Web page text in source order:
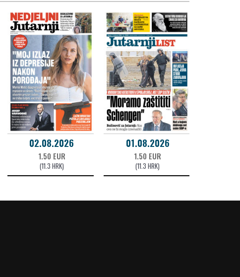
02.08.2026
1.50 EUR
(11.3 HRK)
01.08.2026
1.50 EUR
(11.3 HRK)